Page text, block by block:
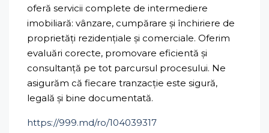
oferă servicii complete de intermediere
imobiliară: vânzare, cumpărare și închiriere de
proprietăți rezidențiale și comerciale. Oferim
evaluări corecte, promovare eficientă și
consultanță pe tot parcursul procesului. Ne
asigurăm că fiecare tranzacție este sigură,
legală și bine documentată.
https://999.md/ro/104039317